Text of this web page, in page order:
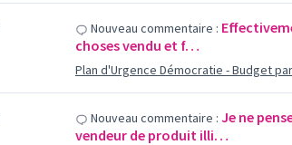
Nouveau commentaire :
choses vendu et f…
Plan d'Urgence Démocratie - Budget
Nouveau commentaire : Je ne
vendeur de produit illi…